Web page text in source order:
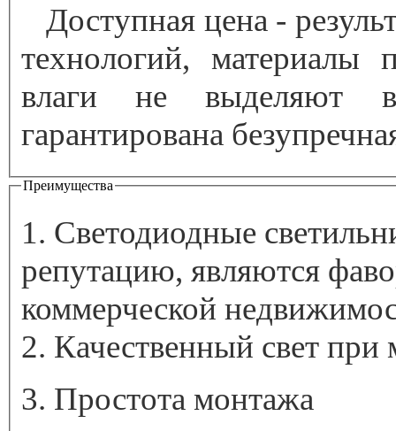
Доступная цена -
технологий, материалы
влаги не выделяют
гарантирована
Преимущества
1. Светодиодные
репутацию, являются
коммерческой
2. Качественный свет при
3. Простота монтажа